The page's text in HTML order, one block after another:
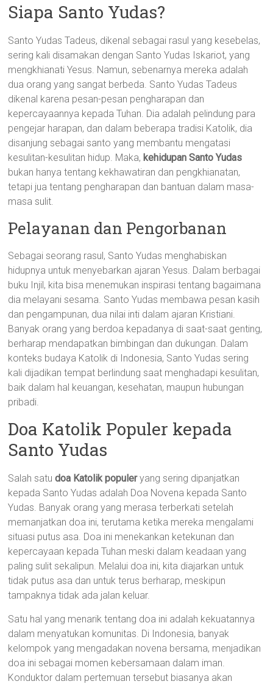
Siapa Santo Yudas?
Santo Yudas Tadeus, dikenal sebagai rasul yang kesebelas,
sering kali disamakan dengan Santo Yudas Iskariot, yang
mengkhianati Yesus. Namun, sebenarnya mereka adalah
dua orang yang sangat berbeda. Santo Yudas Tadeus
dikenal karena pesan-pesan pengharapan dan
kepercayaannya kepada Tuhan. Dia adalah pelindung para
pengejar harapan, dan dalam beberapa tradisi Katolik, dia
disanjung sebagai santo yang membantu mengatasi
kesulitan-kesulitan hidup. Maka, kehidupan Santo Yudas
bukan hanya tentang kekhawatiran dan pengkhianatan,
tetapi jua tentang pengharapan dan bantuan dalam masa-
masa sulit.
Pelayanan dan Pengorbanan
Sebagai seorang rasul, Santo Yudas menghabiskan
hidupnya untuk menyebarkan ajaran Yesus. Dalam berbagai
buku Injil, kita bisa menemukan inspirasi tentang bagaimana
dia melayani sesama. Santo Yudas membawa pesan kasih
dan pengampunan, dua nilai inti dalam ajaran Kristiani.
Banyak orang yang berdoa kepadanya di saat-saat genting,
berharap mendapatkan bimbingan dan dukungan. Dalam
konteks budaya Katolik di Indonesia, Santo Yudas sering
kali dijadikan tempat berlindung saat menghadapi kesulitan,
baik dalam hal keuangan, kesehatan, maupun hubungan
pribadi.
Doa Katolik Populer kepada
Santo Yudas
Salah satudoa Katolik populeryang sering dipanjatkan
kepada Santo Yudas adalah Doa Novena kepada Santo
Yudas. Banyak orang yang merasa terberkati setelah
memanjatkan doa ini, terutama ketika mereka mengalami
situasi putus asa. Doa ini menekankan ketekunan dan
kepercayaan kepada Tuhan meski dalam keadaan yang
paling sulit sekalipun. Melalui doa ini, kita diajarkan untuk
tidak putus asa dan untuk terus berharap, meskipun
tampaknya tidak ada jalan keluar.
Satu hal yang menarik tentang doa ini adalah kekuatannya
dalam menyatukan komunitas. Di Indonesia, banyak
kelompok yang mengadakan novena bersama, menjadikan
doa ini sebagai momen kebersamaan dalam iman.
Konduktor dalam pertemuan tersebut biasanya akan